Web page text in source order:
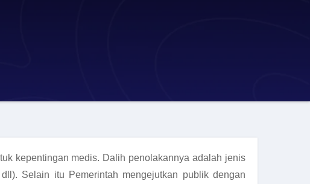
kepentingan medis. Dalih penolakannya adalah jenis
Selain itu Pemerintah mengejutkan publik dengan